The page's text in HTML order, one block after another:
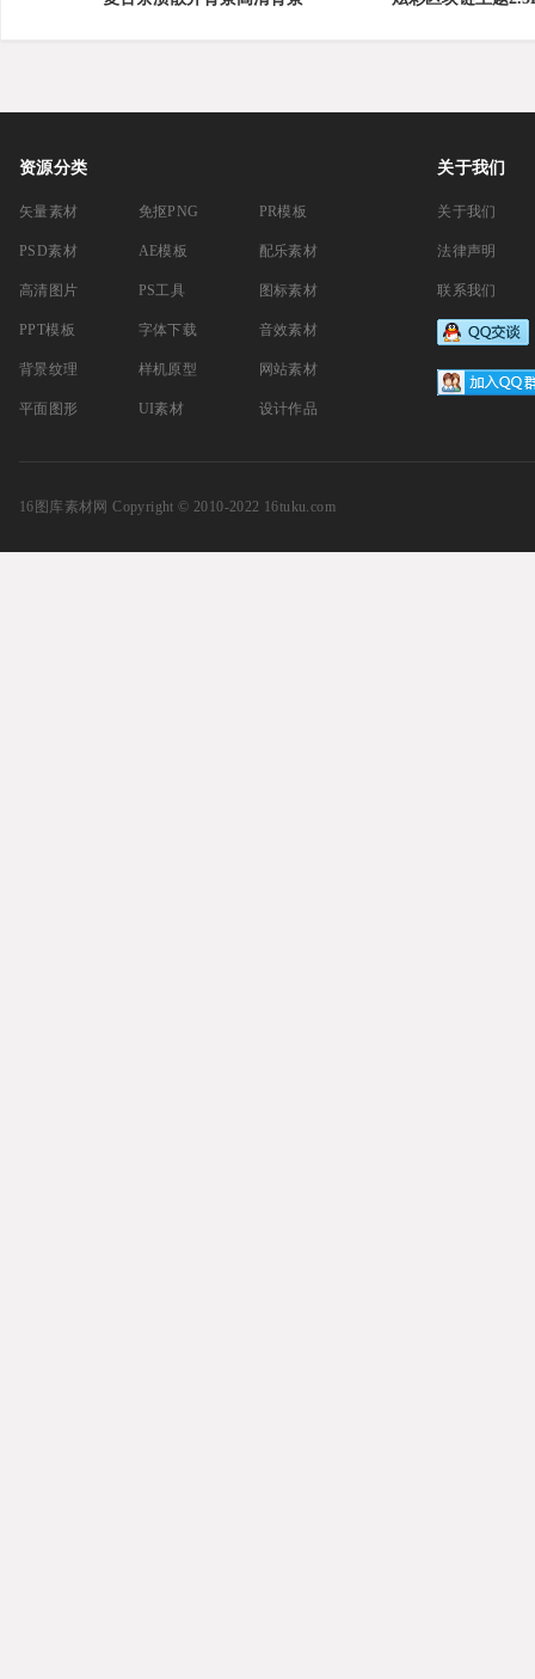
资源分类
矢量素材
PSD素材
高清图片
PPT模板
背景纹理
平面图形
免抠PNG
AE模板
PS工具
字体下载
样机原型
UI素材
PR模板
配乐素材
图标素材
音效素材
网站素材
设计作品
关于我们
关于我们
法律声明
联系我们
16图库素材网 Copyright © 2010-2022 16tuku.com